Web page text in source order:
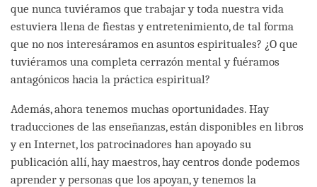
que nunca tuviéramos que trabajar y toda nuestra vida
estuviera llena de fiestas y entretenimiento, de tal forma
que no nos interesáramos en asuntos espirituales? ¿O que
tuviéramos una completa cerrazón mental y fuéramos
antagónicos hacia la práctica espiritual?
Además, ahora tenemos muchas oportunidades. Hay
traducciones de las enseñanzas, están disponibles en libros
y en Internet, los patrocinadores han apoyado su
publicación allí, hay maestros, hay centros donde podemos
aprender y personas que los apoyan, y tenemos la